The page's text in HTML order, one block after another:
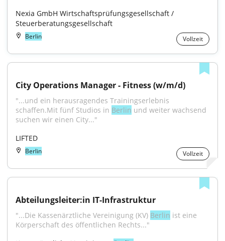
Nexia GmbH Wirtschaftsprüfungsgesellschaft /
Steuerberatungsgesellschaft
Berlin Vollzeit
City Operations Manager - Fitness (w/m/d)
"...und ein herausragendes Trainingserlebnis
schaffen.Mit fünf Studios in Berlin und weiter wachsend
suchen wir einen City..."
LIFTED
Berlin Vollzeit
Abteilungsleiter:in IT-Infrastruktur
"...Die Kassenärztliche Vereinigung (KV) Berlin ist eine
Körperschaft des öffentlichen Rechts..."